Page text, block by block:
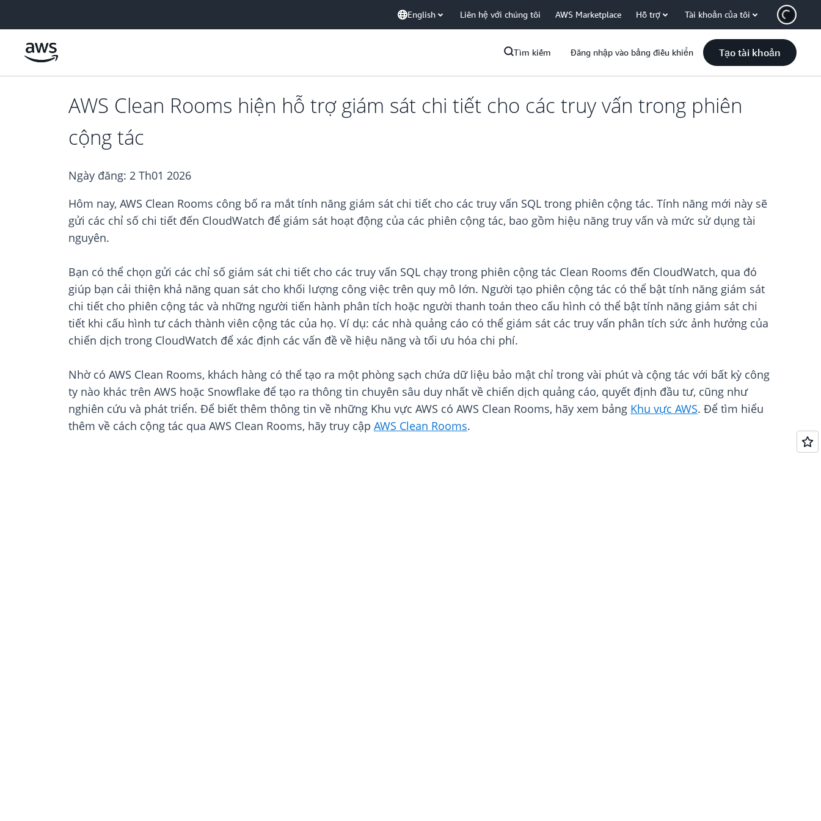
English Liên hệ với chúng tôi AWS Marketplace Hỗ trợ Tài khoản của tôi
Tìm kiếm Đăng nhập vào bảng điều khiển Tạo tài khoản
AWS Clean Rooms hiện hỗ trợ giám sát chi tiết cho các truy vấn trong phiên
cộng tác
Ngày đăng: 2 Th01 2026
Hôm nay, AWS Clean Rooms công bố ra mắt tính năng giám sát chi tiết cho các truy vấn SQL trong phiên cộng tác. Tính năng mới này sẽ
gửi các chỉ số chi tiết đến CloudWatch để giám sát hoạt động của các phiên cộng tác, bao gồm hiệu năng truy vấn và mức sử dụng tài
nguyên.
Bạn có thể chọn gửi các chỉ số giám sát chi tiết cho các truy vấn SQL chạy trong phiên cộng tác Clean Rooms đến CloudWatch, qua đó
giúp bạn cải thiện khả năng quan sát cho khối lượng công việc trên quy mô lớn. Người tạo phiên cộng tác có thể bật tính năng giám sát
chi tiết cho phiên cộng tác và những người tiến hành phân tích hoặc người thanh toán theo cấu hình có thể bật tính năng giám sát chi
tiết khi cấu hình tư cách thành viên cộng tác của họ. Ví dụ: các nhà quảng cáo có thể giám sát các truy vấn phân tích sức ảnh hưởng của
chiến dịch trong CloudWatch để xác định các vấn đề về hiệu năng và tối ưu hóa chi phí.
Nhờ có AWS Clean Rooms, khách hàng có thể tạo ra một phòng sạch chứa dữ liệu bảo mật chỉ trong vài phút và cộng tác với bất kỳ công
ty nào khác trên AWS hoặc Snowflake để tạo ra thông tin chuyên sâu duy nhất về chiến dịch quảng cáo, quyết định đầu tư, cũng như
nghiên cứu và phát triển. Để biết thêm thông tin về những Khu vực AWS có AWS Clean Rooms, hãy xem bảng Khu vực AWS. Để tìm hiểu
thêm về cách cộng tác qua AWS Clean Rooms, hãy truy cập AWS Clean Rooms.